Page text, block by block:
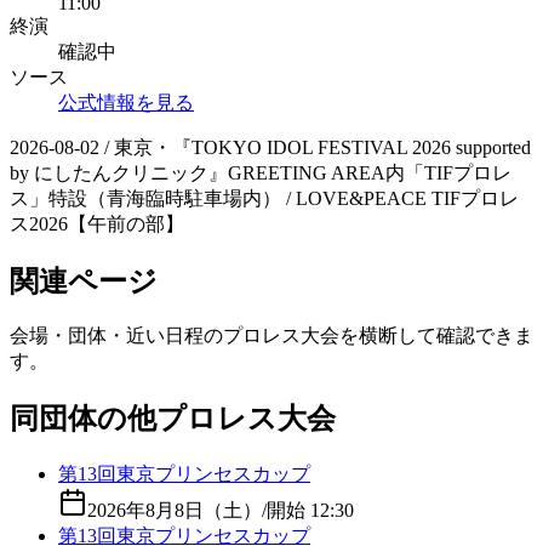
終演
確認中
ソース
公式情報を見る
2026-08-02 / 東京・『TOKYO IDOL FESTIVAL 2026 supported
by にしたんクリニック』GREETING AREA内「TIFプロレ
ス」特設（青海臨時駐車場内） / LOVE&PEACE TIFプロレ
ス2026【午前の部】
関連ページ
会場・団体・近い日程のプロレス大会を横断して確認できま
す。
同団体の他プロレス大会
第13回東京プリンセスカップ
2026年8月8日（土） /開始 12:30
第13回東京プリンセスカップ